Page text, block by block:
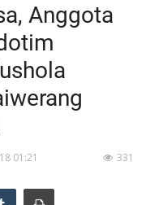
Anggota
01:21 331